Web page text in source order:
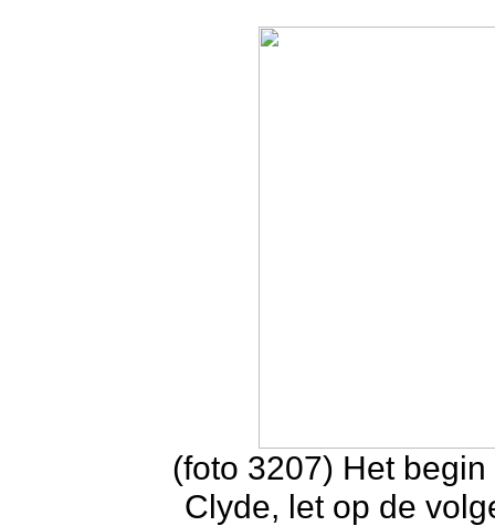
(foto 3207) Het
Clyde, let op de